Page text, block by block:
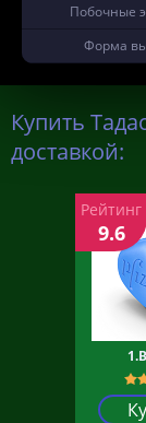
Побочные
Форма
Купить
доставкой:
Рейтинг
9.6